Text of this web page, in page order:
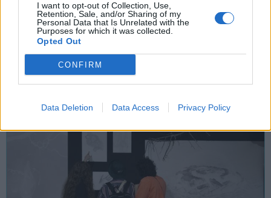
I want to opt-out of Collection, Use,
Retention, Sale, and/or Sharing of my
Personal Data that Is Unrelated with the
Purposes for which it was collected.
Opted Out
CONFIRM
Data Deletion Data Access Privacy Policy
POTREBBERO INTERESSARTI ANCHE